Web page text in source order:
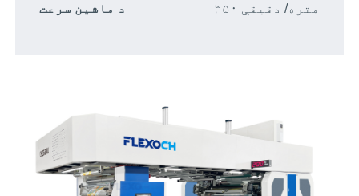
د ماشین سرعت ۳۵۰ متره/ دقیقې